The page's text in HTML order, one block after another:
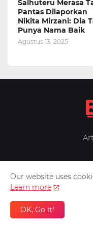
Salhuteru Merasa
Pantas Dilaporkan
Nikita Mirzani: Dia
Punya Nama Baik
Agustus 13, 2025
Design by -
Home About Us
Our website uses
Learn more
OK, Go it!